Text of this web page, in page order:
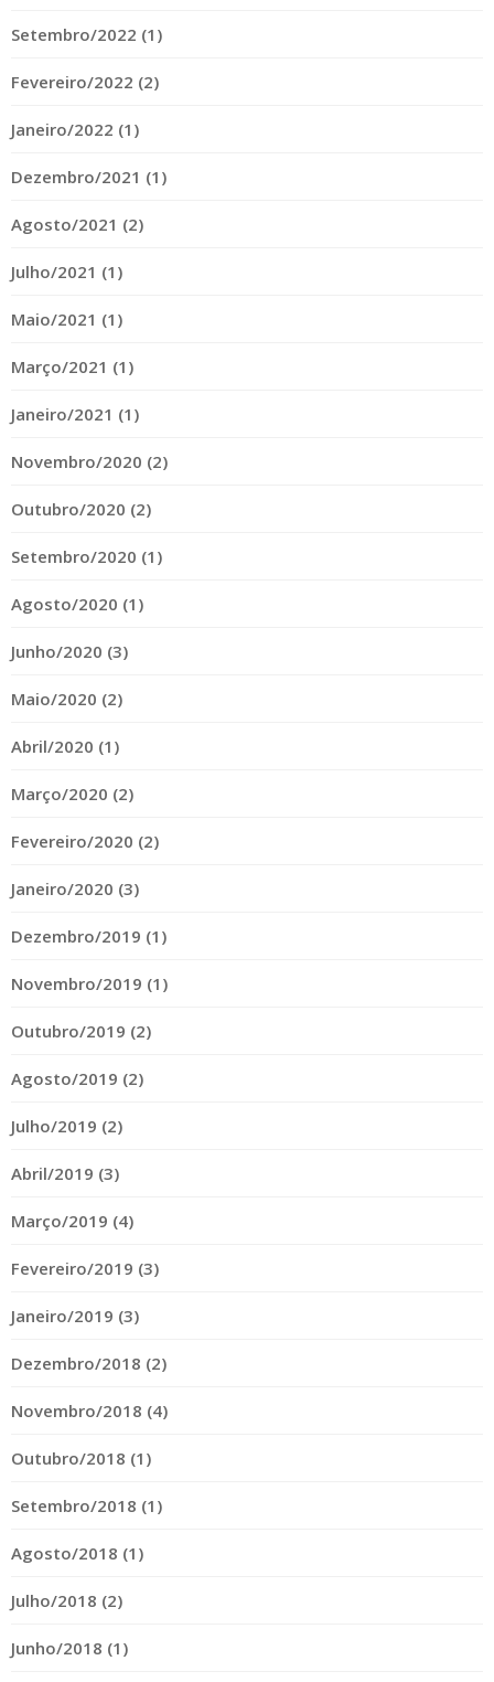
Setembro/2022 (1)
Fevereiro/2022 (2)
Janeiro/2022 (1)
Dezembro/2021 (1)
Agosto/2021 (2)
Julho/2021 (1)
Maio/2021 (1)
Março/2021 (1)
Janeiro/2021 (1)
Novembro/2020 (2)
Outubro/2020 (2)
Setembro/2020 (1)
Agosto/2020 (1)
Junho/2020 (3)
Maio/2020 (2)
Abril/2020 (1)
Março/2020 (2)
Fevereiro/2020 (2)
Janeiro/2020 (3)
Dezembro/2019 (1)
Novembro/2019 (1)
Outubro/2019 (2)
Agosto/2019 (2)
Julho/2019 (2)
Abril/2019 (3)
Março/2019 (4)
Fevereiro/2019 (3)
Janeiro/2019 (3)
Dezembro/2018 (2)
Novembro/2018 (4)
Outubro/2018 (1)
Setembro/2018 (1)
Agosto/2018 (1)
Julho/2018 (2)
Junho/2018 (1)